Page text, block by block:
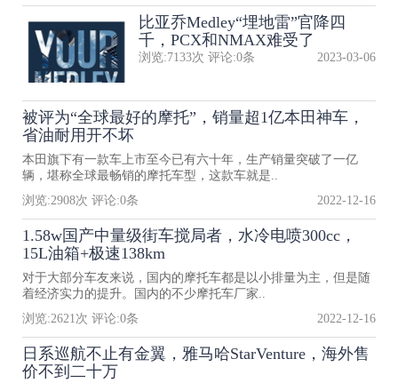
比亚乔Medley“埋地雷”官降四
千，PCX和NMAX难受了
浏览:7133次 评论:0条 2023-03-06
被评为“全球最好的摩托”，销量超1亿本田神车，
省油耐用开不坏
本田旗下有一款车上市至今已有六十年，生产销量突破了一亿
辆，堪称全球最畅销的摩托车型，这款车就是..
浏览:2908次 评论:0条 2022-12-16
1.58w国产中量级街车搅局者，水冷电喷300cc，
15L油箱+极速138km
对于大部分车友来说，国内的摩托车都是以小排量为主，但是随
着经济实力的提升。国内的不少摩托车厂家..
浏览:2621 次 评论:0条 2022-12-16
日系巡航不止有金翼，雅马哈StarVenture，海外售
价不到二十万